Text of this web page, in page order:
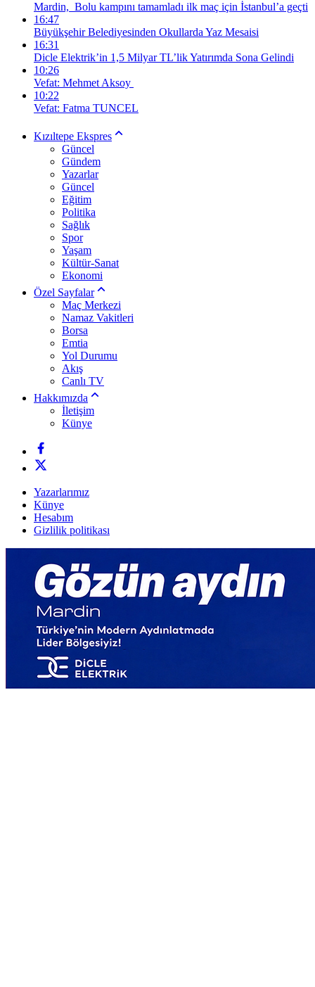
Mardin, Bolu kampını tamamladı ilk maç için İstanbul’a geçti
16:47
Büyükşehir Belediyesinden Okullarda Yaz Mesaisi
16:31
Dicle Elektrik’in 1,5 Milyar TL’lik Yatırımda Sona Gelindi
10:26
Vefat: Mehmet Aksoy
10:22
Vefat: Fatma TUNCEL
Kızıltepe Ekspres
Güncel
Gündem
Yazarlar
Güncel
Eğitim
Politika
Sağlık
Spor
Yaşam
Kültür-Sanat
Ekonomi
Özel Sayfalar
Maç Merkezi
Namaz Vakitleri
Borsa
Emtia
Yol Durumu
Akış
Canlı TV
Hakkımızda
İletişim
Künye
Yazarlarımız
Künye
Hesabım
Gizlilik politikası